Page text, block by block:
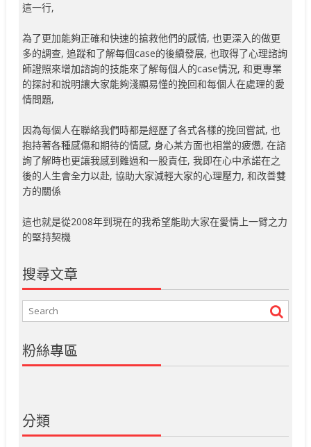
這一行,
為了更加能夠正確和快速的搶救他們的感情, 也更深入的做更
多的調查, 追蹤和了解每個case的後續發展, 也取得了心理諮詢
師證照來增加諮詢的技能來了解每個人的case情況, 和更專業
的探討和說明讓大家能夠淺顯易懂的挽回和每個人在處理的愛
情問題,
因為每個人在聯絡我們時都是經歷了各式各樣的挽回嘗試, 也
抱持著各種感傷和期待的情感, 身心某方面也相當的疲憊, 在諮
詢了解時也更讓我感到難過和一股責任, 我即在心中承諾在之
後的人生會全力以赴, 協助大家減輕大家的心理壓力, 和改善雙
方的關係
這也就是從2008年到現在的我希望能助大家在愛情上一臂之力
的堅持契機
搜尋文章
粉絲專區
分類